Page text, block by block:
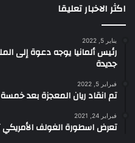
اكثر الاخبار تعليقا
يناير 5, 2022
رئيس ألمانيا يوجه دعوة إلى
جديدة
فبراير 5, 2022
تم انقاد ريان المعجزة بعد
فبراير 24, 2021
تعرض اسطورة الغولف الأمريكي